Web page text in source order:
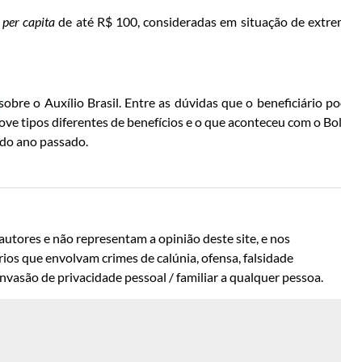
per capita de até R$ 100, consideradas em situação de
o Auxílio Brasil. Entre as dúvidas que o beneficiário
tipos diferentes de benefícios e o que aconteceu com o
ano passado.
e não representam a opinião deste site, e nos
que envolvam crimes de calúnia, ofensa, falsidade
de privacidade pessoal / familiar a qualquer pessoa.